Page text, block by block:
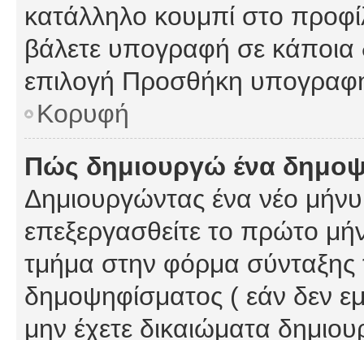
κατάλληλο κουμπί στο
βάλετε υπογραφή σε κάποια
επιλογή Προσθήκη
Κορυφή
Πώς δημιουργώ ένα
Δημιουργώντας ένα νέο
επεξεργασθείτε το πρώτο
τμήμα στην φόρμα σύνταξης
δημοψηφίσματος ( εάν δεν
μην έχετε δικαιώματα